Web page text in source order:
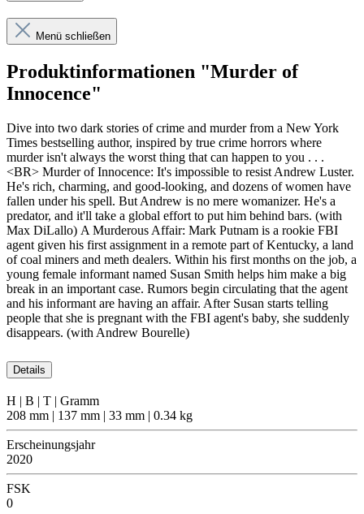
Menü schließen
Produktinformationen "Murder of
Innocence"
Dive into two dark stories of crime and murder from a New York
Times bestselling author, inspired by true crime horrors where
murder isn't always the worst thing that can happen to you . . .
<BR> Murder of Innocence: It's impossible to resist Andrew Luster.
He's rich, charming, and good-looking, and dozens of women have
fallen under his spell. But Andrew is no mere womanizer. He's a
predator, and it'll take a global effort to put him behind bars. (with
Max DiLallo) A Murderous Affair: Mark Putnam is a rookie FBI
agent given his first assignment in a remote part of Kentucky, a land
of coal miners and meth dealers. Within his first months on the job, a
young female informant named Susan Smith helps him make a big
break in an important case. Rumors begin circulating that the agent
and his informant are having an affair. After Susan starts telling
people that she is pregnant with the FBI agent's baby, she suddenly
disappears. (with Andrew Bourelle)
Details
H | B | T | Gramm
208 mm | 137 mm | 33 mm | 0.34 kg
Erscheinungsjahr
2020
FSK
0